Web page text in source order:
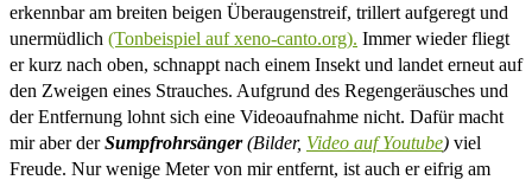
erkennbar am breiten beigen Überaugenstreif, trillert aufgeregt und
unermüdlich (Tonbeispiel auf xeno-canto.org). Immer wieder fliegt
er kurz nach oben, schnappt nach einem Insekt und landet erneut auf
den Zweigen eines Strauches. Aufgrund des Regengeräusches und
der Entfernung lohnt sich eine Videoaufnahme nicht. Dafür macht
mir aber derSumpfrohrsänger(Bilder, Video auf Youtube) viel
Freude. Nur wenige Meter von mir entfernt, ist auch er eifrig am